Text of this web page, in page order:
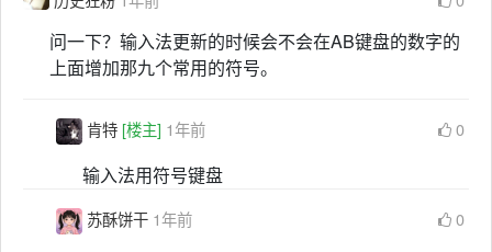
问一下？输入法更新的时候会不会在AB键盘的数字的
上面增加那九个常用的符号。
肯特 [楼主] 1年前 0
输入法用符号键盘
苏酥饼干 1年前 0